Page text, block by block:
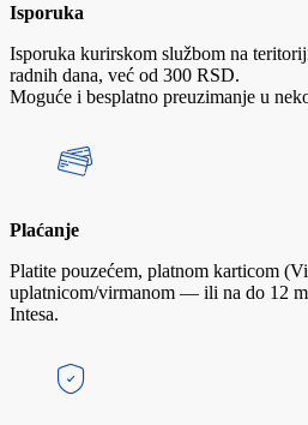
Isporuka
Isporuka kurirskom službom na
radnih dana, već od 300 RSD.
Moguće i besplatno preuzimanje u
Plaćanje
Platite pouzećem, platnom karticom
uplatnicom/virmanom — ili na do 12
Intesa.